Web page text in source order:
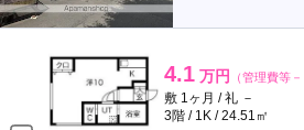
4.1 万円 （管理費等－
敷 1ヶ月 / 礼 －
3階 / 1K / 24.51㎡